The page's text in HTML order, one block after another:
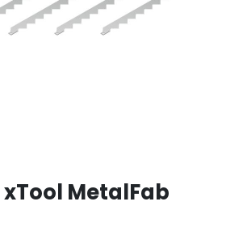
MetalFab